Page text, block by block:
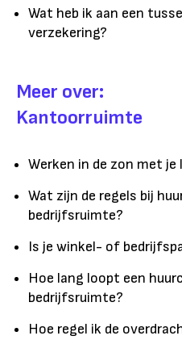
Wat heb ik aan een
verzekering?
Meer over:
Kantoorruimte
Werken in de zon met je
Wat zijn de regels bij
bedrijfsruimte?
Is je winkel- of
Hoe lang loopt een
bedrijfsruimte?
Hoe regel ik de